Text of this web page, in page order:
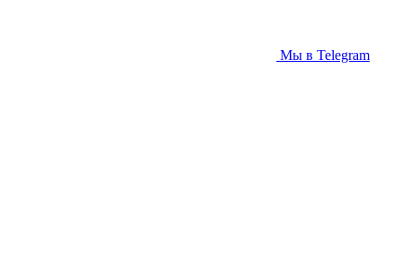
Мы в Telegram